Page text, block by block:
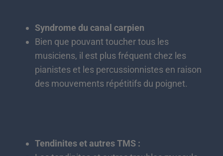
Syndrome du canal carpien
Bien que pouvant toucher tous les
musiciens, il est plus fréquent chez les
pianistes et les percussionnistes en raison
des mouvements répétitifs du poignet.
Tendinites et autres TMS :